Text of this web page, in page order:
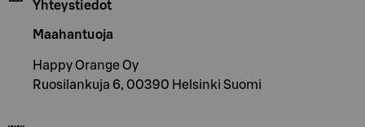
Yhteystiedot
Maahantuoja
Happy Orange Oy
Ruosilankuja 6, 00390 Helsinki Suomi